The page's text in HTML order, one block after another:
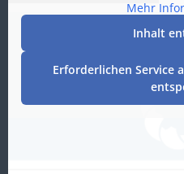
Mehr
Inhalt
Erforderlichen Service